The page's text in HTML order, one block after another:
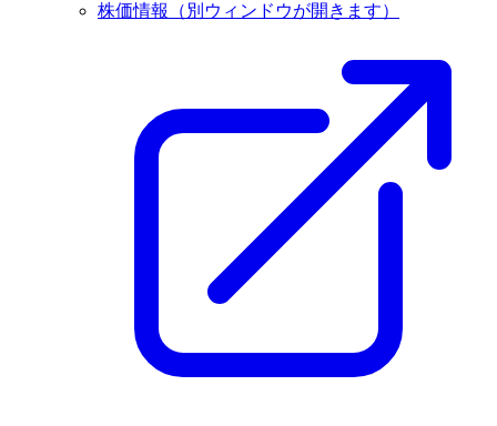
株価情報
（別ウィンドウが開きます）